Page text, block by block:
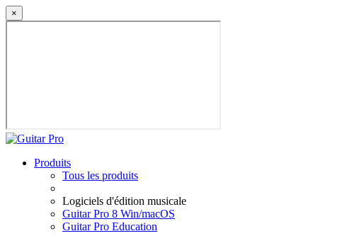
×
Produits
Tous les produits
Logiciels d'édition musicale
Guitar Pro 8 Win/macOS
Guitar Pro Education